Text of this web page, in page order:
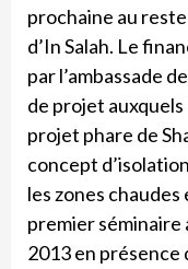
prochaine au
d’In Salah. Le
par l’ambassade
de projet auxquels
projet phare de
concept
les zones
premier séminaire
2013 en